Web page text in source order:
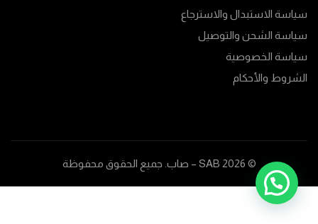
سياسة الاستبدال والاسترجاع
سياسة الشحن والتوصيل
سياسة الخصوصية
الشروط والأحكام
© 2026 SAB – صاب . جميع الحقوق محفوظة